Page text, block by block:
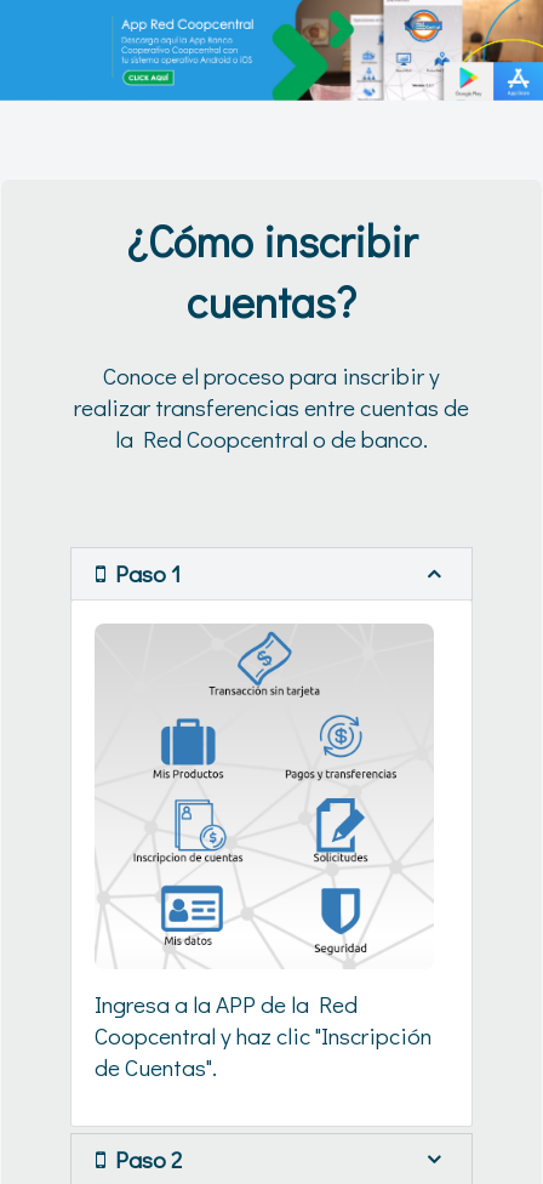
¿Cómo inscribir
cuentas?
Conoce el proceso para inscribir y
realizar transferencias entre cuentas de
la Red Coopcentral o de banco.
Paso 1
Ingresa a la APP de la Red
Coopcentral y haz clic "Inscripción
de Cuentas".
Paso 2